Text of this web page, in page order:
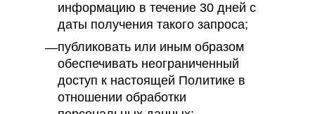
информацию в течение 30 дней с
даты получения такого запроса;
публиковать или иным образом
обеспечивать неограниченный
доступ к настоящей Политике в
отношении обработки